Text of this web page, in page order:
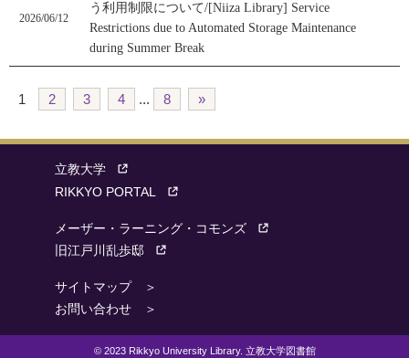
2026/06/12
う利用制限について/[Niiza Library] Service
Restrictions due to Automated Storage Maintenance
during Summer Break
1 2 3 4 ... 8 »
立教大学
RIKKYO PORTAL
メーザー・ラーニング・コモンズ
旧江戸川乱歩邸
サイトマップ ＞
お問い合わせ ＞
© 2023 Rikkyo University Library. 立教大学図書館